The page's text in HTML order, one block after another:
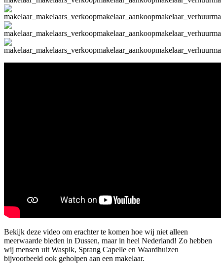
Bekijk deze video om erachter te komen hoe wij niet alleen
meerwaarde bieden in Dussen, maar in heel Nederland! Zo hebben
wij mensen uit Waspik, Sprang Capelle en Waardhuizen
bijvoorbeeld ook geholpen aan een makelaar.